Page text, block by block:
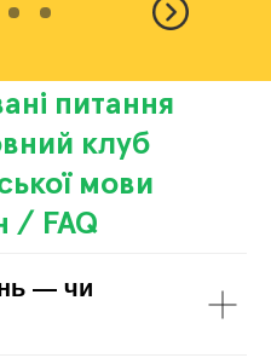
питання
клуб
мови
/ FAQ
— чи